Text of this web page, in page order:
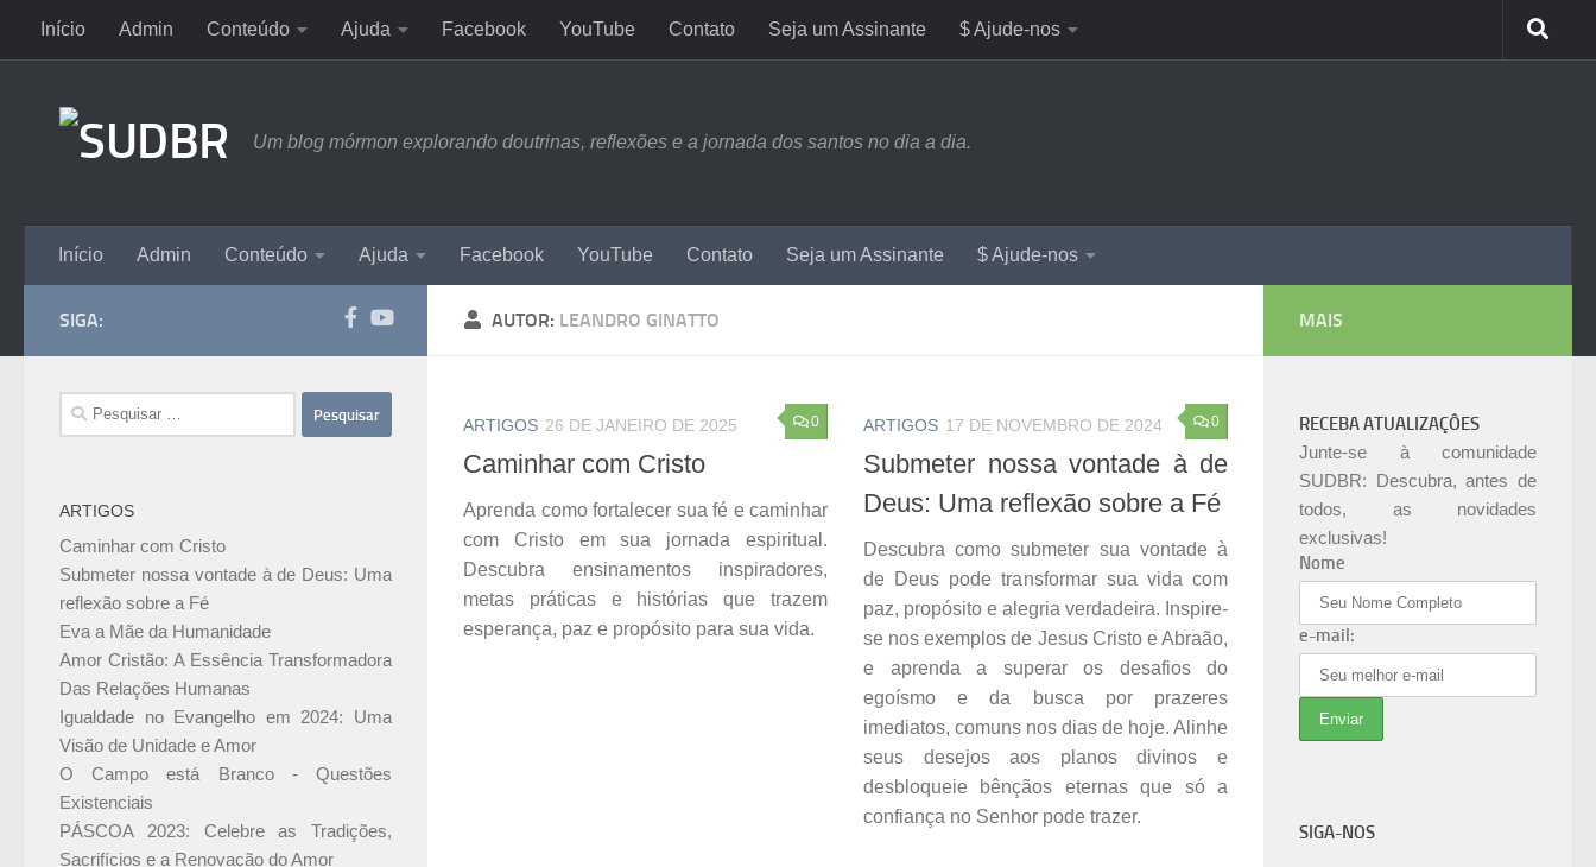
Skip to content
Início Admin Conteúdo Ajuda Facebook YouTube Contato Seja um Assinante $ Ajude-nos
Um blog mórmon explorando doutrinas, reflexões e a jornada dos santos no dia a dia.
Início Admin Conteúdo Ajuda Facebook YouTube Contato Seja um Assinante $ Ajude-nos
AUTOR: LEANDRO GINATTO
0
ARTIGOS 26 DE JANEIRO DE 2025
Caminhar com Cristo
Aprenda como fortalecer sua fé e caminhar
com Cristo em sua jornada espiritual.
Descubra ensinamentos inspiradores,
metas práticas e histórias que trazem
esperança, paz e propósito para sua vida.
0
ARTIGOS 17 DE NOVEMBRO DE 2024
Submeter nossa vontade à de
Deus: Uma reflexão sobre a Fé
Descubra como submeter sua vontade à
de Deus pode transformar sua vida com
paz, propósito e alegria verdadeira. Inspire-
se nos exemplos de Jesus Cristo e Abraão,
e aprenda a superar os desafios do
egoísmo e da busca por prazeres
imediatos, comuns nos dias de hoje. Alinhe
seus desejos aos planos divinos e
desbloqueie bênçãos eternas que só a
confiança no Senhor pode trazer.
SIGA:
Pesquisar
por:
ARTIGOS
Caminhar com Cristo
Submeter nossa vontade à de Deus: Uma
reflexão sobre a Fé
Eva a Mãe da Humanidade
Amor Cristão: A Essência Transformadora
Das Relações Humanas
Igualdade no Evangelho em 2024: Uma
Visão de Unidade e Amor
O Campo está Branco - Questões
Existenciais
PÁSCOA 2023: Celebre as Tradições,
Sacrifícios e a Renovação do Amor
MAIS
RECEBA ATUALIZAÇÔES
Junte-se à comunidade
SUDBR: Descubra, antes de
todos, as novidades
exclusivas!
Nome
e-mail:
SIGA-NOS